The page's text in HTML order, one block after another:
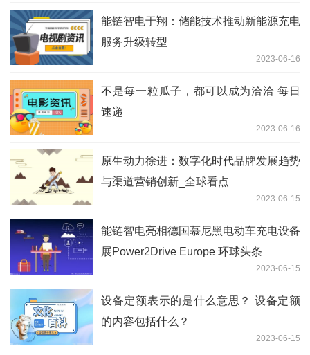
能链智电于翔：储能技术推动新能源充电
服务升级转型
2023-06-16
不是每一粒瓜子，都可以成为洽洽 每日
速递
2023-06-16
原生动力徐进：数字化时代品牌发展趋势
与渠道营销创新_全球看点
2023-06-15
能链智电亮相德国慕尼黑电动车充电设备
展Power2Drive Europe 环球头条
2023-06-15
设备定额表示的是什么意思？ 设备定额
的内容包括什么？
2023-06-15